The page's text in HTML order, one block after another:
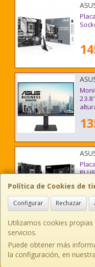
Política de Cookies de
Configurar Rechazar
Utilizamos cookies
servicios.
Puede obtener más
la configuración, en nuestra